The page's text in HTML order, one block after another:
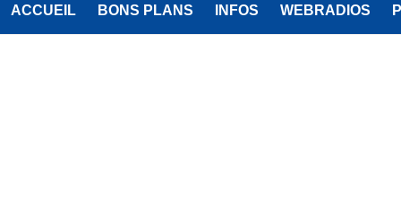
ACCUEIL BONS PLANS INFOS WEBRADIOS